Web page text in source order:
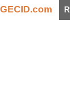
GECID.com